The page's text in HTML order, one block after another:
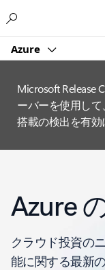
Azure
Microsoft Release
ーバーを使用して
搭載の検出を有効
Azure
クラウド投資の
能に関する最新